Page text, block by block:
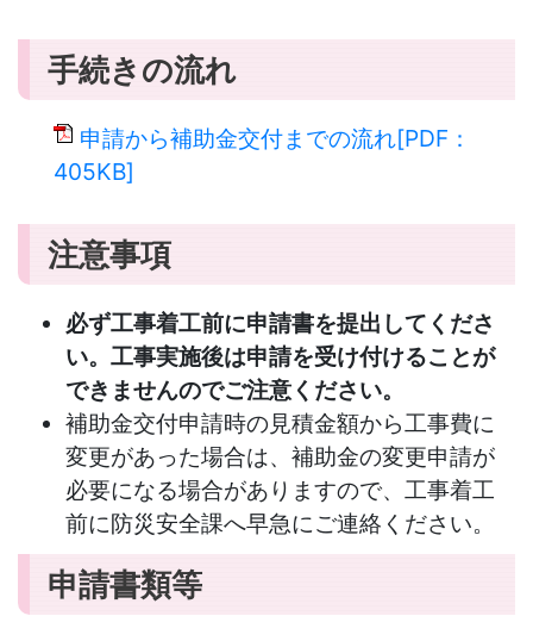
手続きの流れ
申請から補助金交付までの流れ[PDF：
405KB]
注意事項
必ず工事着工前に申請書を提出してくださ
い。工事実施後は申請を受け付けることが
できませんのでご注意ください。
補助金交付申請時の見積金額から工事費に
変更があった場合は、補助金の変更申請が
必要になる場合がありますので、工事着工
前に防災安全課へ早急にご連絡ください。
申請書類等